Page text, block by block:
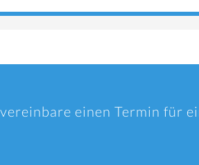
einen Termin für